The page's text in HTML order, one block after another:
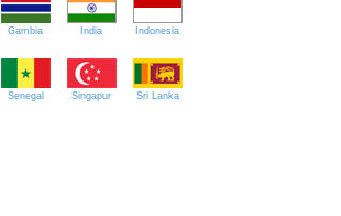
Gambia India Indonesia
Senegal Singapur Sri Lanka